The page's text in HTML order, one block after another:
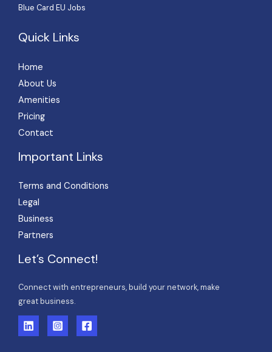
Blue Card EU Jobs
Quick Links
Home
About Us
Amenities
Pricing
Contact
Important Links
Terms and Conditions
Legal
Business
Partners
Let’s Connect!
Connect with entrepreneurs, build your network, make
great business.